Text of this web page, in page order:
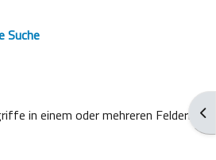
Suche
in einem oder mehreren Feldern